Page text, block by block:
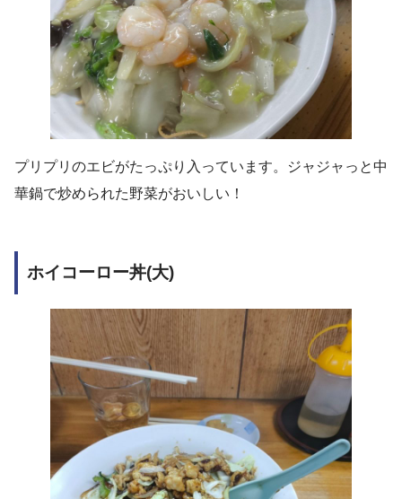
プリプリのエビがたっぷり入っています。ジャジャっと中
華鍋で炒められた野菜がおいしい！
ホイコーロー丼(大)